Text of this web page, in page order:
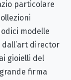
particolare
modelle
director
gioielli del
firma